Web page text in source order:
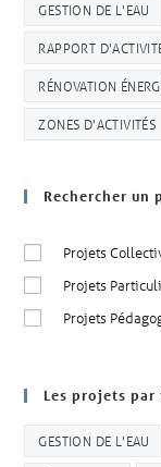
GESTION DE L'EAU
RAPPORT
RÉNOVATION
ZONES D'ACTIVITÉS
Rechercher un
Projets
Projets
Projets
Les projets par
GESTION DE L'EAU